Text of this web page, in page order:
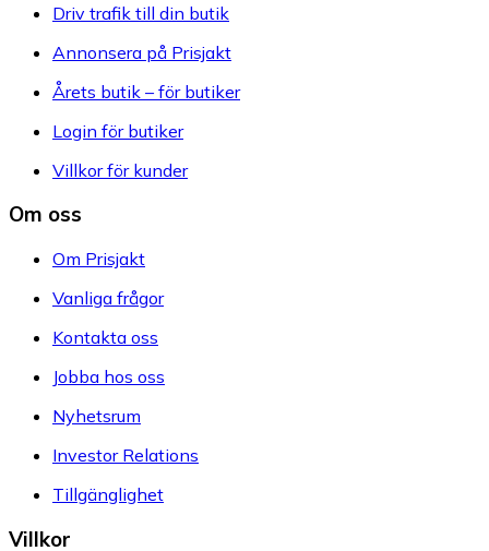
Driv trafik till din butik
Annonsera på Prisjakt
Årets butik – för butiker
Login för butiker
Villkor för kunder
Om oss
Om Prisjakt
Vanliga frågor
Kontakta oss
Jobba hos oss
Nyhetsrum
Investor Relations
Tillgänglighet
Villkor